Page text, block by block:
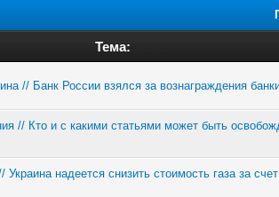
Тема:
// Банк России взялся за вознаграждения
// Кто и с какими статьями может быть
надеется снизить стоимость газа за